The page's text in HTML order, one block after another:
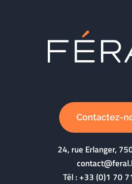
Contactez-
24, rue Erlanger,
Tél :+33 (0)1 70